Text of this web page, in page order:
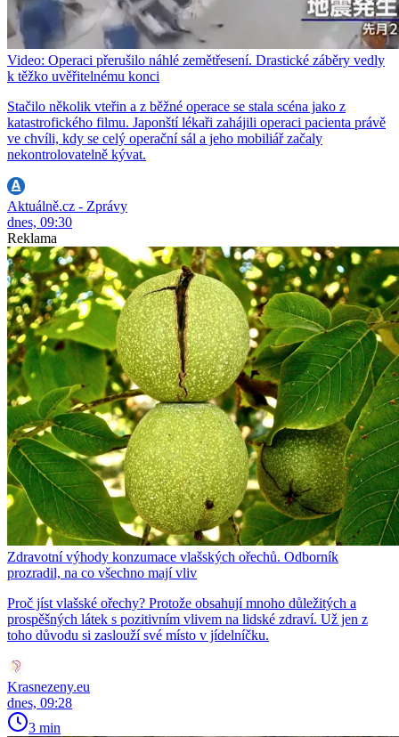
Video: Operaci přerušilo náhlé zemětřesení. Drastické záběry vedly
k těžko uvěřitelnému konci
Stačilo několik vteřin a z běžné operace se stala scéna jako z
katastrofického filmu. Japonští lékaři zahájili operaci pacienta právě
ve chvíli, kdy se celý operační sál a jeho mobiliář začaly
nekontrolovatelně kývat.
Aktuálně.cz - Zprávy
dnes, 09:30
Reklama
Zdravotní výhody konzumace vlašských ořechů. Odborník
prozradil, na co všechno mají vliv
Proč jíst vlašské ořechy? Protože obsahují mnoho důležitých a
prospěšných látek s pozitivním vlivem na lidské zdraví. Už jen z
toho důvodu si zaslouží své místo v jídelníčku.
Krasnezeny.eu
dnes, 09:28
3 min